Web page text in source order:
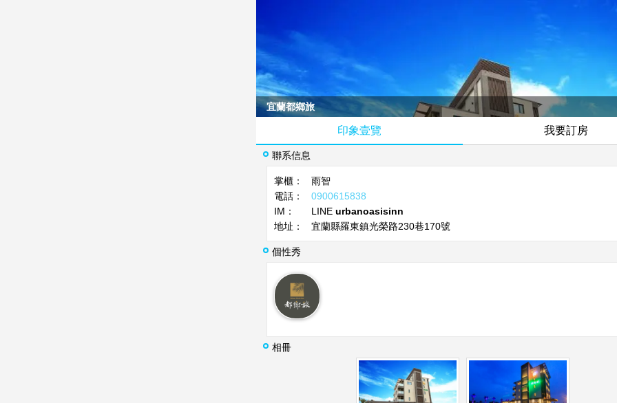
宜蘭都鄉旅
印象壹覽 我要訂房
聯系信息
掌櫃：
雨智
電話：
0900615838
IM：
LINE urbanoasisinn
地址：
宜蘭縣羅東鎮光榮路230巷170號
個性秀
相冊